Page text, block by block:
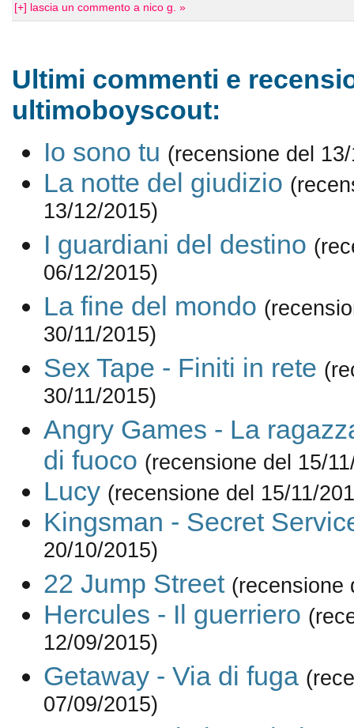
[+] lascia un commento a nico g. »
Ultimi commenti e
ultimoboyscout:
Io sono tu (recensione del
La notte del giudizio
13/12/2015)
I guardiani del destino
06/12/2015)
La fine del mondo
30/11/2015)
Sex Tape - Finiti in rete
30/11/2015)
Angry Games - La
di fuoco (recensione del 15/
Lucy (recensione del 15/11/
Kingsman - Secret
20/10/2015)
22 Jump Street (recensione
Hercules - Il guerriero
12/09/2015)
Getaway - Via di fuga
07/09/2015)